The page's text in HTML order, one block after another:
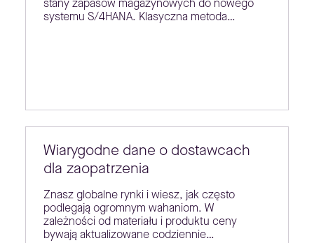
stany zapasów magazynowych do nowego
systemu S/4HANA. Klasyczna metoda…
Wiarygodne dane o dostawcach
dla zaopatrzenia
Znasz globalne rynki i wiesz, jak często
podlegają ogromnym wahaniom. W
zależności od materiału i produktu ceny
bywają aktualizowane codziennie…